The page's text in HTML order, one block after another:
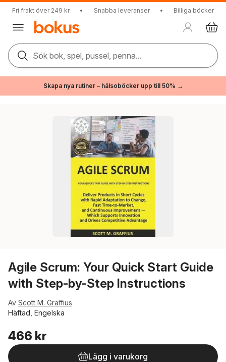
Fri frakt över 249 kr • Snabba leveranser • Billiga böcker
Sök bok, spel, pussel, penna...
Skapa nya rutiner – hälsoböcker upp till 50% →
Agile Scrum: Your Quick Start Guide
with Step-by-Step Instructions
Av Scott M. Graffius
Häftad, Engelska
466 kr
Lägg i varukorg